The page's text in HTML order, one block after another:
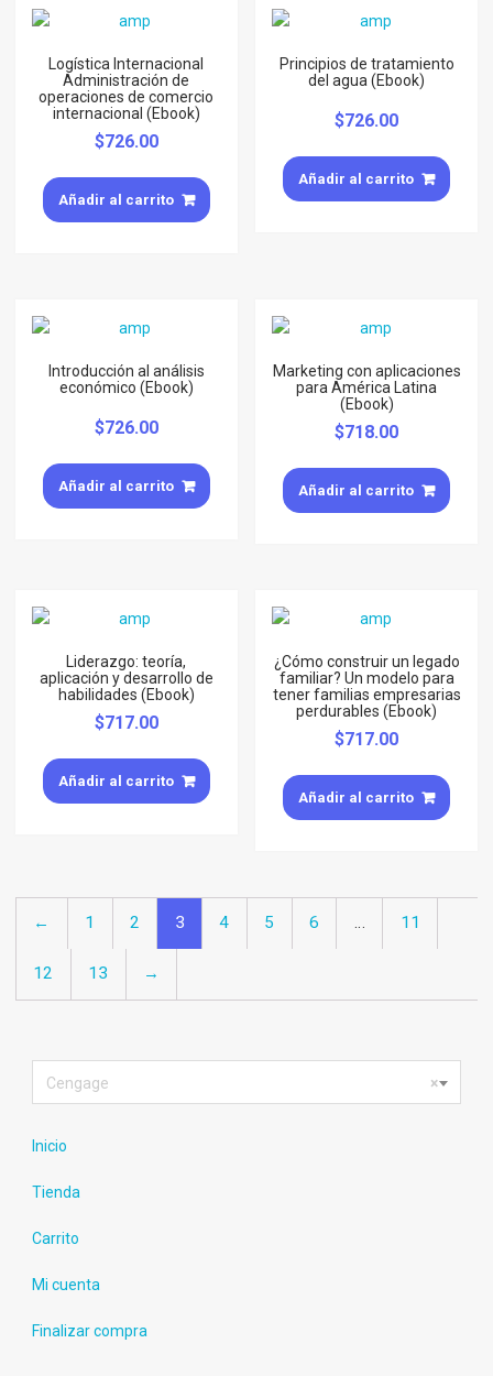
Logística Internacional
Administración de
operaciones de comercio
internacional (Ebook)
$726.00
Añadir al carrito
Principios de tratamiento
del agua (Ebook)
$726.00
Añadir al carrito
Introducción al análisis
económico (Ebook)
$726.00
Añadir al carrito
Marketing con aplicaciones
para América Latina
(Ebook)
$718.00
Añadir al carrito
Liderazgo: teoría,
aplicación y desarrollo de
habilidades (Ebook)
$717.00
Añadir al carrito
¿Cómo construir un legado
familiar? Un modelo para
tener familias empresarias
perdurables (Ebook)
$717.00
Añadir al carrito
← 1 2 3 4 5 6 … 11
12 13 →
×
Cengage
Inicio
Tienda
Carrito
Mi cuenta
Finalizar compra